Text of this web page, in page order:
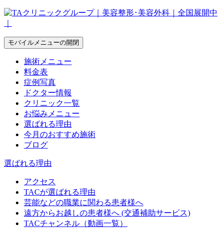
モバイルメニューの開閉
施術メニュー
料金表
症例写真
ドクター情報
クリニック一覧
お悩みメニュー
選ばれる理由
今月のおすすめ施術
ブログ
選ばれる理由
アクセス
TACが選ばれる理由
芸能などの職業に関わる患者様へ
遠方からお越しの患者様へ (交通補助サービス)
TACチャンネル（動画一覧）